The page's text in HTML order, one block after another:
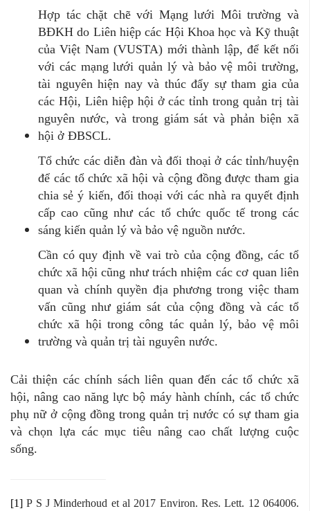
Hợp tác chặt chẽ với Mạng lưới Môi trường và
BĐKH do Liên hiệp các Hội Khoa học và Kỹ thuật
của Việt Nam (VUSTA) mới thành lập, để kết nối
với các mạng lưới quản lý và bảo vệ môi trường,
tài nguyên hiện nay và thúc đẩy sự tham gia của
các Hội, Liên hiệp hội ở các tỉnh trong quản trị tài
nguyên nước, và trong giám sát và phản biện xã
hội ở ĐBSCL.
Tổ chức các diễn đàn và đối thoại ở các tỉnh/huyện
để các tổ chức xã hội và cộng đồng được tham gia
chia sẻ ý kiến, đối thoại với các nhà ra quyết định
cấp cao cũng như các tổ chức quốc tế trong các
sáng kiến quản lý và bảo vệ nguồn nước.
Cần có quy định về vai trò của cộng đồng, các tổ
chức xã hội cũng như trách nhiệm các cơ quan liên
quan và chính quyền địa phương trong việc tham
vấn cũng như giám sát của cộng đồng và các tổ
chức xã hội trong công tác quản lý, bảo vệ môi
trường và quản trị tài nguyên nước.
Cải thiện các chính sách liên quan đến các tổ chức xã
hội, nâng cao năng lực bộ máy hành chính, các tổ chức
phụ nữ ở cộng đồng trong quản trị nước có sự tham gia
và chọn lựa các mục tiêu nâng cao chất lượng cuộc
sống.
[1] P S J Minderhoud et al 2017 Environ. Res. Lett. 12 064006.